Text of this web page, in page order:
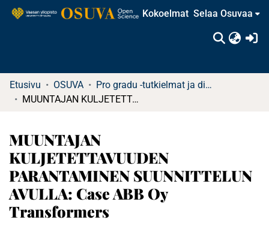
Kokoelmat Selaa Osuvaa
Etusivu OSUVA
Pro gradu -tutkielmat ja diplomityöt
MUUNTAJAN KULJETETTAVUUDEN PARANTAMINEN SUUNNITTELUN AVULLA: Case ABB Oy Transformers
MUUNTAJAN
KULJETETTAVUUDEN
PARANTAMINEN SUUNNITTELUN
AVULLA: Case ABB Oy
Transformers